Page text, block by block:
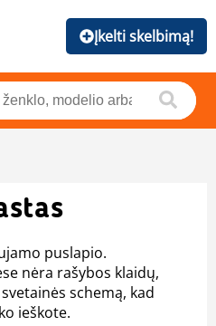
Įkelti skelbimą!
puslapio.
nėra rašybos klaidų,
schemą, kad
ieškote.